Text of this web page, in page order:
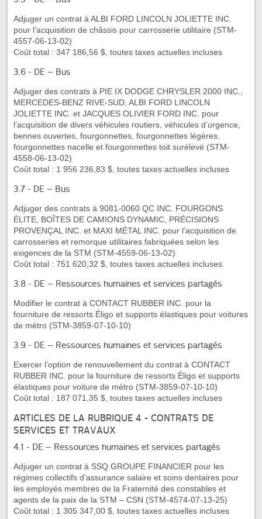
Adjuger un contrat à ALBI FORD LINCOLN JOLIETTE INC.
pour l’acquisition de châssis pour carrosserie utilitaire (STM-
4557-06-13-02)
Coût total : 347 186,56 $, toutes taxes actuelles incluses
3.6 - DE – Bus
Adjuger des contrats à PIE IX DODGE CHRYSLER 2000 INC.,
MERCEDES-BENZ RIVE-SUD, ALBI FORD LINCOLN
JOLIETTE INC. et JACQUES OLIVIER FORD INC. pour
l’acquisition de divers véhicules routiers, véhicules d’urgence,
bennes ouvertes, fourgonnettes, fourgonnettes légères,
fourgonnettes nacelle et fourgonnettes toit surélevé (STM-
4558-06-13-02)
Coût total : 1 956 236,83 $, toutes taxes actuelles incluses
3.7 - DE – Bus
Adjuger des contrats à 9081-0060 QC INC. FOURGONS
ÉLITE, BOÎTES DE CAMIONS DYNAMIC, PRÉCISIONS
PROVENÇAL INC. et MAXI MÉTAL INC. pour l’acquisition de
carrosseries et remorque utilitaires fabriquées selon les
exigences de la STM (STM-4559-06-13-02)
Coût total : 751 620,32 $, toutes taxes actuelles incluses
3.8 - DE – Ressources humaines et services partagés
Modifier le contrat à CONTACT RUBBER INC. pour la
fourniture de ressorts Éligo et supports élastiques pour voitures
de métro (STM-3859-07-10-10)
3.9 - DE – Ressources humaines et services partagés
Exercer l’option de renouvellement du contrat à CONTACT
RUBBER INC. pour la fourniture de ressorts Éligo et supports
élastiques pour voiture de métro (STM-3859-07-10-10)
Coût total : 187 071,35 $, toutes taxes actuelles incluses
ARTICLES DE LA RUBRIQUE 4 - CONTRATS DE
SERVICES ET TRAVAUX
4.1 - DE – Ressources humaines et services partagés
Adjuger un contrat à SSQ GROUPE FINANCIER pour les
régimes collectifs d’assurance salaire et soins dentaires pour
les employés membres de la Fraternité des constables et
agents de la paix de la STM – CSN (STM-4574-07-13-25)
Coût total : 1 305 347,00 $, toutes taxes actuelles incluses